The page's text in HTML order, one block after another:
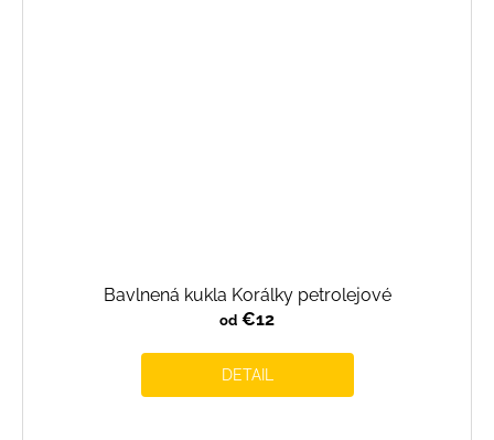
Bavlnená kukla Korálky petrolejové
od €12
DETAIL